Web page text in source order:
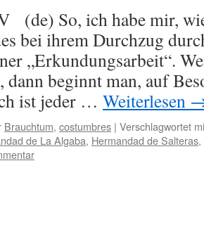
(de) So, ich habe mir,
bei ihrem Durchzug
„Erkundungsarbeit“.
dann beginnt man, auf
ist jeder … Weiterlesen
Brauchtum, costumbres | Verschlagwortet
de La Algaba, Hermandad de Salteras,